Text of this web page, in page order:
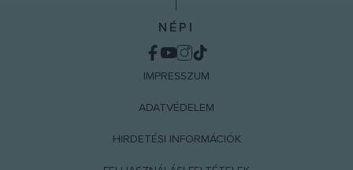
NÉPI
IMPRESSZUM
ADATVÉDELEM
HIRDETÉSI INFORMÁCIÓK